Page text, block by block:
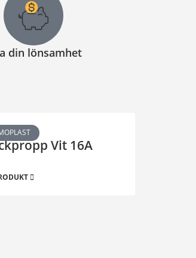
din lönsamhet
Vit 16A